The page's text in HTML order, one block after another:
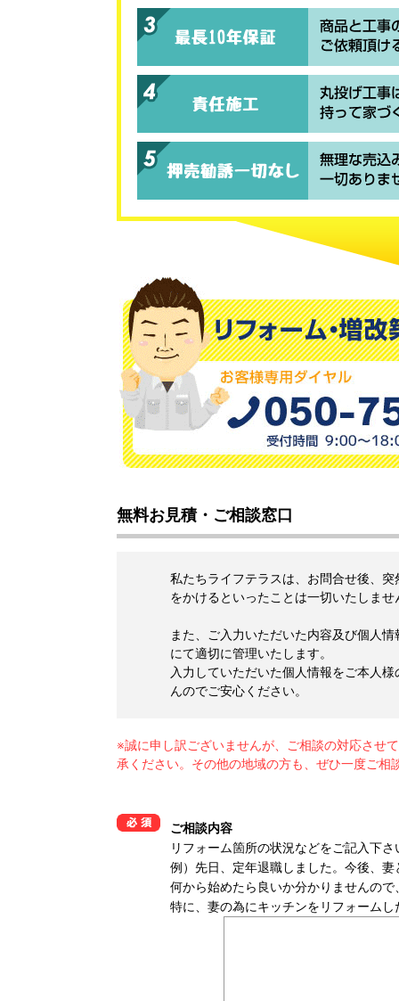
無料お見積・ご相談窓口
私たちライフテラスは、お問合せ後、
をかけるといったことは一切いたしま
また、ご入力いただいた内容及び個人
にて適切に管理いたします。
入力していただいた個人情報をご本人
んのでご安心ください。
※誠に申し訳ございませんが、ご相談の対応させ
承ください。その他の地域の方も、ぜひ一度ご相
ご相談内容
リフォーム箇所の状況などをご記入下さ
例）先日、定年退職しました。今後、
何から始めたら良いか分かりませんの
特に、妻の為にキッチンをリフォーム